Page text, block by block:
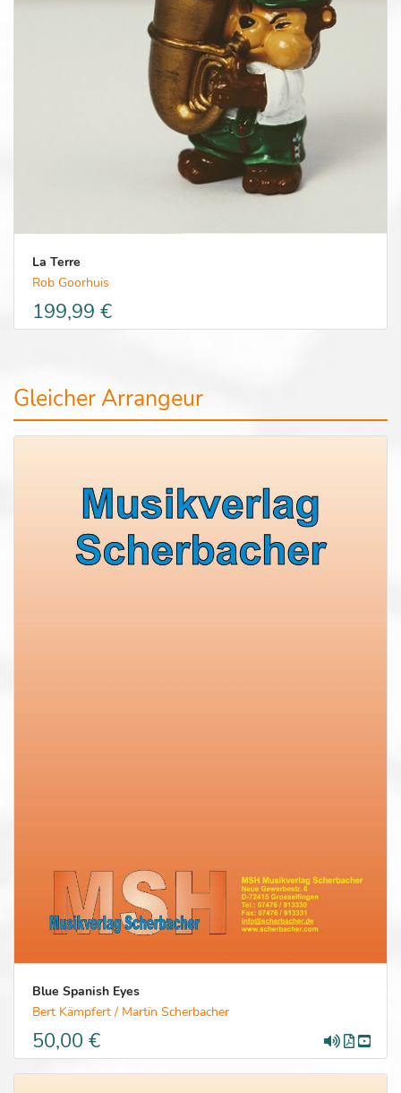
La Terre
Rob Goorhuis
199,99 €
Gleicher Arrangeur
Blue Spanish Eyes
Bert Kämpfert / Martin Scherbacher
50,00 €